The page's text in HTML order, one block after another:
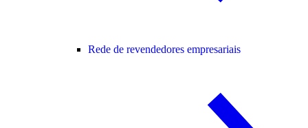
Rede de revendedores empresariais